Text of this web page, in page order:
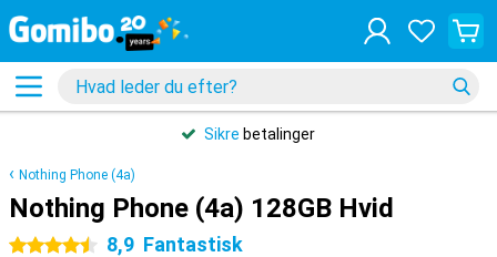
Sikre betalinger
Nothing Phone (4a)
Nothing Phone (4a) 128GB Hvid
4.5 stjerner 8,9 Fantastisk